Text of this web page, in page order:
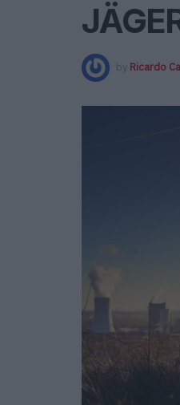
by Ricardo